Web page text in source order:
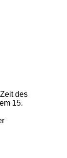
des
15.